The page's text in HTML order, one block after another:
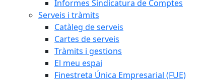
Informes Sindicatura de Comptes
Serveis i tràmits
Catàleg de serveis
Cartes de serveis
Tràmits i gestions
El meu espai
Finestreta Única Empresarial (FUE)